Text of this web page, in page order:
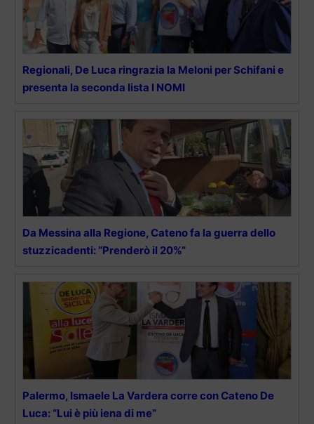
Regionali, De Luca ringrazia la Meloni per Schifani e
presenta la seconda lista I NOMI
Da Messina alla Regione, Cateno fa la guerra dello
stuzzicadenti: “Prenderò il 20%”
Palermo, Ismaele La Vardera corre con Cateno De
Luca: “Lui è più iena di me”